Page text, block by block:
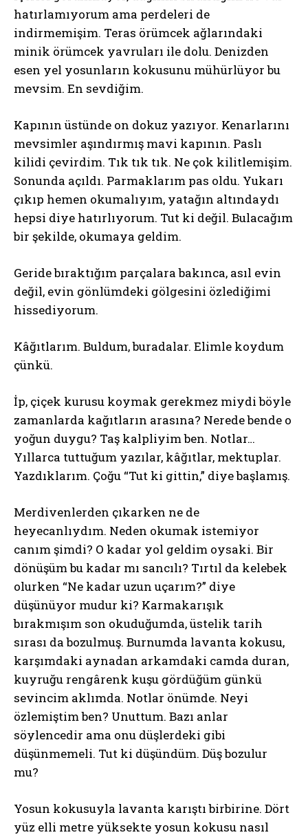
hatırlamıyorum ama perdeleri de
indirmemişim. Teras örümcek ağlarındaki
minik örümcek yavruları ile dolu. Denizden
esen yel yosunların kokusunu mühürlüyor bu
mevsim. En sevdiğim.
Kapının üstünde on dokuz yazıyor. Kenarlarını
mevsimler aşındırmış mavi kapının. Paslı
kilidi çevirdim. Tık tık tık. Ne çok kilitlemişim.
Sonunda açıldı. Parmaklarım pas oldu. Yukarı
çıkıp hemen okumalıyım, yatağın altındaydı
hepsi diye hatırlıyorum. Tut ki değil. Bulacağım
bir şekilde, okumaya geldim.
Geride bıraktığım parçalara bakınca, asıl evin
değil, evin gönlümdeki gölgesini özlediğimi
hissediyorum.
Kâğıtlarım. Buldum, buradalar. Elimle koydum
çünkü.
İp, çiçek kurusu koymak gerekmez miydi böyle
zamanlarda kağıtların arasına? Nerede bende o
yoğun duygu? Taş kalpliyim ben. Notlar…
Yıllarca tuttuğum yazılar, kâğıtlar, mektuplar.
Yazdıklarım. Çoğu “Tut ki gittin,” diye başlamış.
Merdivenlerden çıkarken ne de
heyecanlıydım. Neden okumak istemiyor
canım şimdi? O kadar yol geldim oysaki. Bir
dönüşüm bu kadar mı sancılı? Tırtıl da kelebek
olurken “Ne kadar uzun uçarım?” diye
düşünüyor mudur ki? Karmakarışık
bırakmışım son okuduğumda, üstelik tarih
sırası da bozulmuş. Burnumda lavanta kokusu,
karşımdaki aynadan arkamdaki camda duran,
kuyruğu rengârenk kuşu gördüğüm günkü
sevincim aklımda. Notlar önümde. Neyi
özlemiştim ben? Unuttum. Bazı anlar
söylencedir ama onu düşlerdeki gibi
düşünmemeli. Tut ki düşündüm. Düş bozulur
mu?
Yosun kokusuyla lavanta karıştı birbirine. Dört
yüz elli metre yüksekte yosun kokusu nasıl